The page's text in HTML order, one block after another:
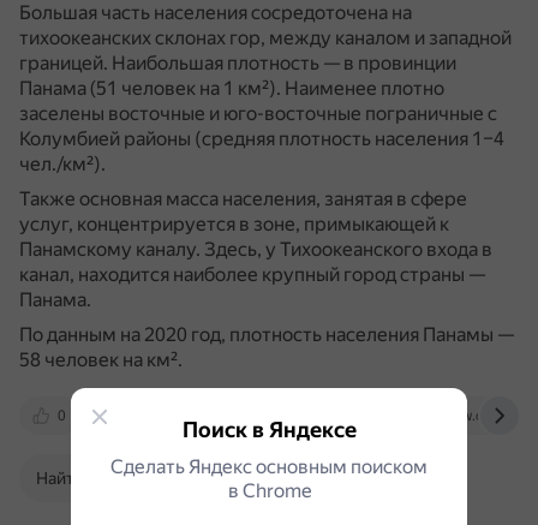
Большая часть населения сосредоточена на
тихоокеанских склонах гор, между каналом и западной
границей. Наибольшая плотность — в провинции
Панама (51 человек на 1 км²). Наименее плотно
заселены восточные и юго-восточные пограничные с
Колумбией районы (средняя плотность населения 1–4
чел./км²).
Также основная масса населения, занятая в сфере
услуг, концентрируется в зоне, примыкающей к
Панамскому каналу. Здесь, у Тихоокеанского входа в
канал, находится наиболее крупный город страны —
Панама.
По данным на 2020 год, плотность населения Панамы —
58 человек на км².
0 worldpopulationreview.com
Найти в Поиске
Поиск в Яндексе
Сделать Яндекс основным поиском
в Сhrome